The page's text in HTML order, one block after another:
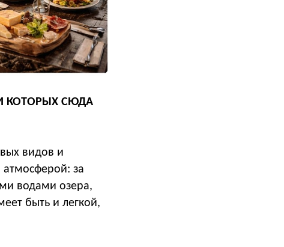
КОТОРЫХ СЮДА
видов и
атмосферой: за
водами озера,
быть и легкой,